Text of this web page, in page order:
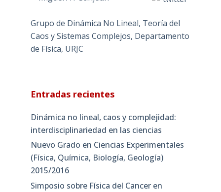
Grupo de Dinámica No Lineal, Teoría del
Caos y Sistemas Complejos, Departamento
de Física, URJC
Entradas recientes
Dinámica no lineal, caos y complejidad:
interdisciplinariedad en las ciencias
Nuevo Grado en Ciencias Experimentales
(Física, Química, Biología, Geología)
2015/2016
Simposio sobre Física del Cancer en